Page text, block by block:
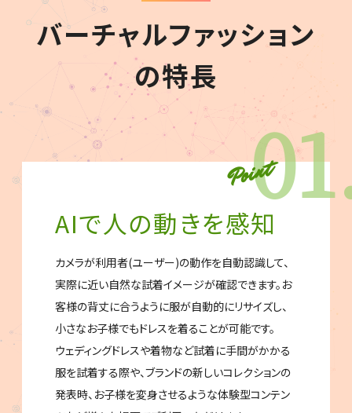
バーチャルファッション
の特長
AIで人の動きを感知
カメラが利用者(ユーザー)の動作を自動認識して、
実際に近い自然な試着イメージが確認できます。お
客様の背丈に合うように服が自動的にリサイズし、
小さなお子様でもドレスを着ることが可能です。
ウェディングドレスや着物など試着に手間がかかる
服を試着する際や、ブランドの新しいコレクションの
発表時、お子様を変身させるような体験型コンテン